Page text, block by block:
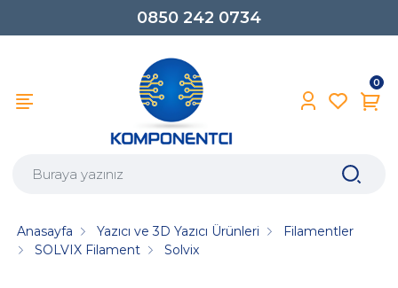
0850 242 0734
0
Anasayfa Yazıcı ve 3D Yazıcı Ürünleri
Filamentler
SOLVIX Filament
Solvix